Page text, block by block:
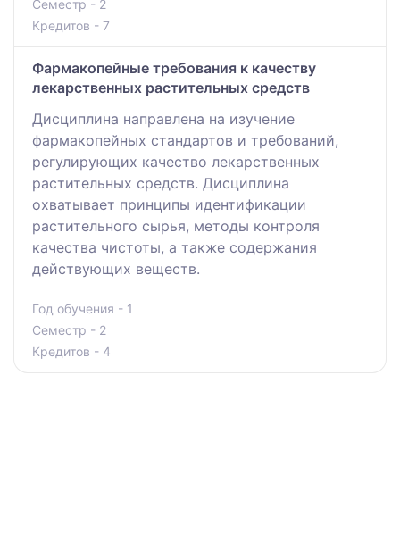
Семестр - 2
Кредитов - 7
Фармакопейные требования к качеству
лекарственных растительных средств
Дисциплина направлена на изучение
фармакопейных стандартов и требований,
регулирующих качество лекарственных
растительных средств. Дисциплина
охватывает принципы идентификации
растительного сырья, методы контроля
качества чистоты, а также содержания
действующих веществ.
Год обучения - 1
Семестр - 2
Кредитов - 4